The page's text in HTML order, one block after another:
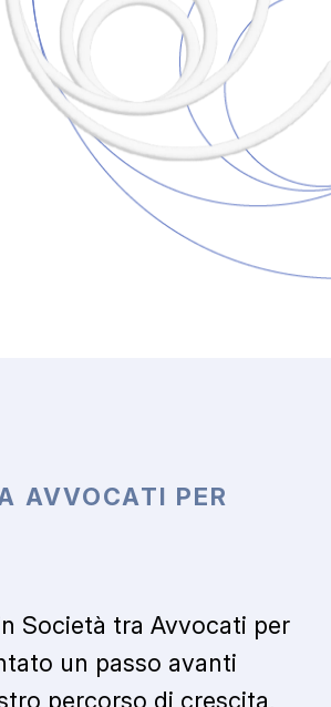
AVVOCATI PER
Società tra Avvocati per
un passo avanti
percorso di crescita,